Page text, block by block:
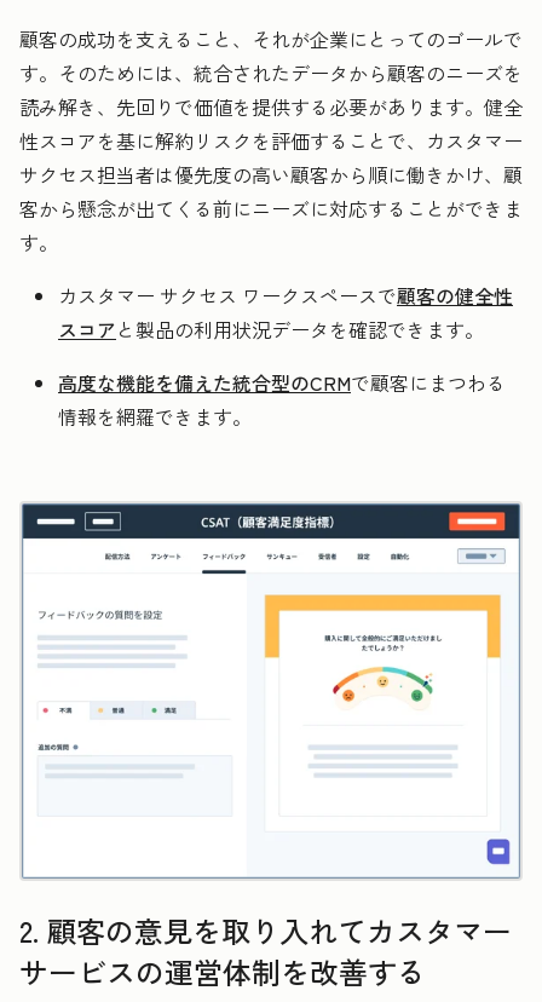
顧客の成功を支えること、それが企業にとってのゴールで
す。そのためには、統合されたデータから顧客のニーズを
読み解き、先回りで価値を提供する必要があります。健全
性スコアを基に解約リスクを評価することで、カスタマー
サクセス担当者は優先度の高い顧客から順に働きかけ、顧
客から懸念が出てくる前にニーズに対応することができま
す。
カスタマー サクセス ワークスペースで顧客の健全性
スコアと製品の利用状況データを確認できます。
高度な機能を備えた統合型のCRMで顧客にまつわる
情報を網羅できます。
2. 顧客の意見を取り入れてカスタマー
サービスの運営体制を改善する